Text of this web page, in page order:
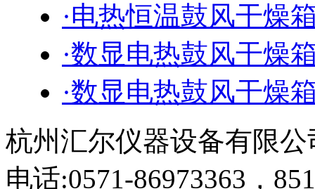
·电热恒温鼓风干燥
·数显电热鼓风干燥
·数显电热鼓风干燥
杭州汇尔仪器设备有限公
电话:0571-86973363，